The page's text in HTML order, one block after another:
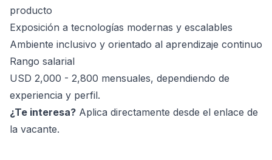
producto
Exposición a tecnologías modernas y escalables
Ambiente inclusivo y orientado al aprendizaje continuo
Rango salarial
USD 2,000 - 2,800 mensuales, dependiendo de
experiencia y perfil.
¿Te interesa? Aplica directamente desde el enlace de
la vacante.